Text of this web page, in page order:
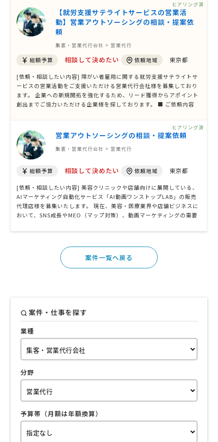
【就労支援サテライトサービスの営業活
動】営業アウトソーシングの相談・提案依
頼
集客・営業代行会社 > 営業代行
総額予算 相談して決めたい 依頼地域 東京都
[依頼・相談したい内容] 障がい者雇用に関する就労支援サテライトサ
ービスの営業活動をご支援いただける営業代行会社様を募集しており
ます。 企業への新規開拓を強化するため、リード獲得からアポイント
創出までご協力いただける企業様を探しております。 ■ ご依頼内容
歓迎いたします。 …
ヒアリング済
営業アウトソーシングの相談・提案依頼
集客・営業代行会社 > 営業代行
総額予算 相談して決めたい 依頼地域 東京都
[依頼・相談したい内容] 美容クリニックや店舗向けに展開している、
AIマーケティング自動化サービス「AI動画ワンストップLAB」の販売
代理店様を募集いたします。 現在、美容・医療業界や店舗ビジネスに
おいて、SNS成長やMEO（マップ対策）、動画マーケティングの需要
大と新規開拓を目指し、共に拡販を行っていただける営業代行会社
ヒアリング済
案件一覧へ戻る
案件・仕事を探す
業種
分野
予算帯（月額は年額換算）